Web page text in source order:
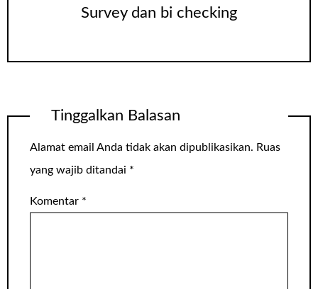
Survey dan bi checking
Tinggalkan Balasan
Alamat email Anda tidak akan dipublikasikan. Ruas
yang wajib ditandai *
Komentar *